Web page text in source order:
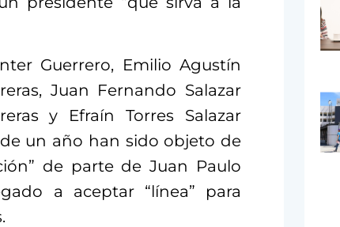
Guerrero, Emilio Agustín
Juan Fernando Salazar
y Efraín Torres Salazar
un año han sido objeto de
de parte de Juan Paulo
a aceptar “línea” para